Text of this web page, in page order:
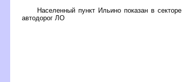
Населенный пункт Ильино показан в секторе
автодорог ЛО